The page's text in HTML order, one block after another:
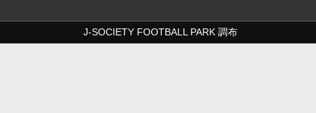
J-SOCIETY FOOTBALL PARK 調布